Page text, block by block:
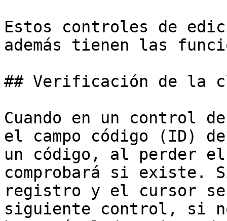
Estos controles de
además tienen las
## Verificación de la
Cuando en un control
el campo código (ID)
un código, al perder
comprobará si existe.
registro y el cursor
siguiente control, si